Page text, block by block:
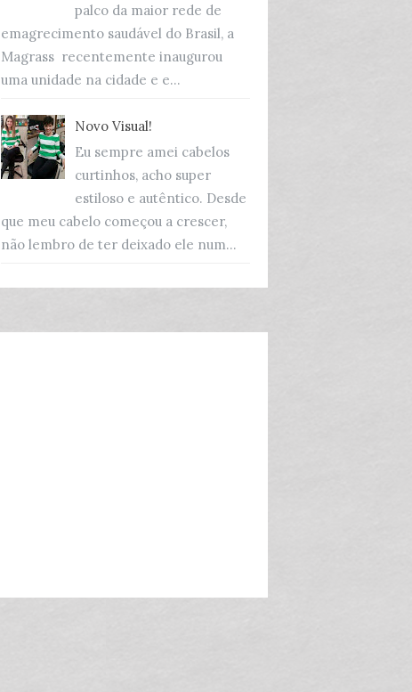
palco da maior rede de
emagrecimento saudável do Brasil, a
Magrass recentemente inaugurou
uma unidade na cidade e e...
Novo Visual!
Eu sempre amei cabelos
curtinhos, acho super
estiloso e autêntico. Desde
que meu cabelo começou a crescer,
não lembro de ter deixado ele num...